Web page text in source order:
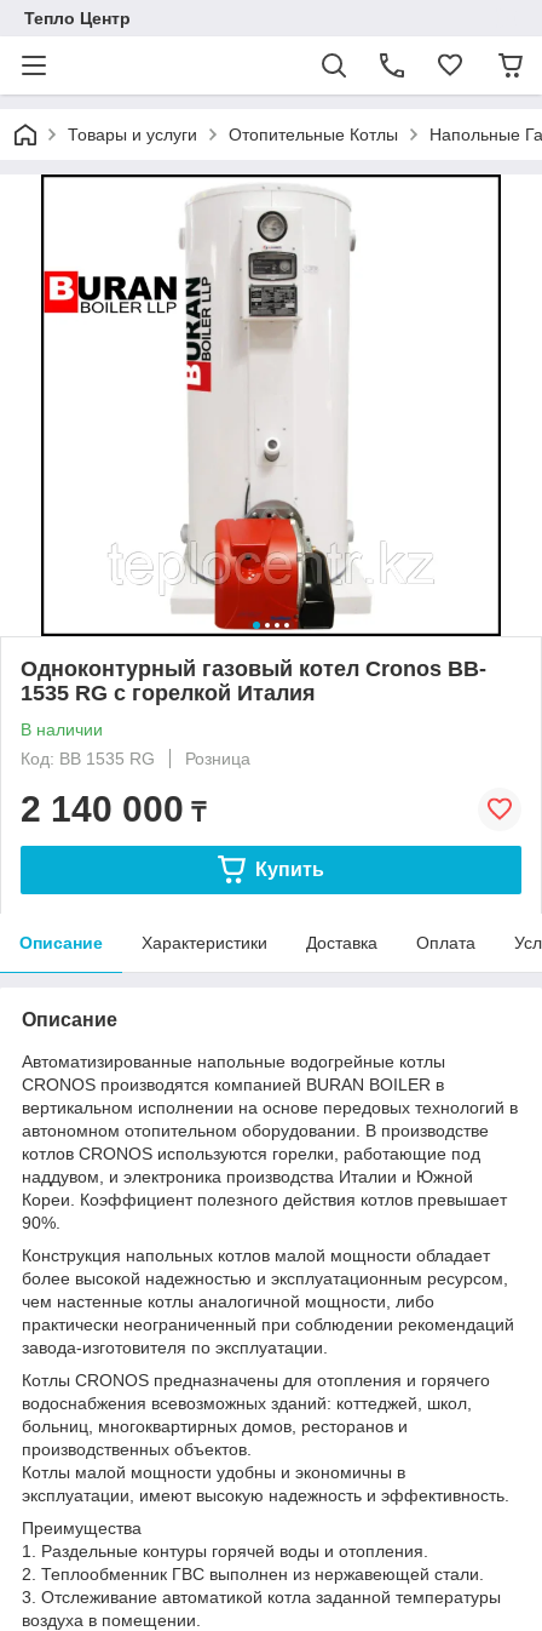
Тепло Центр
Товары и услуги Отопительные Котлы Напольные
Одноконтурный газовый котел Cronos BB-
1535 RG с горелкой Италия
В наличии
Код: BB 1535 RG
Розница
2 140 000 ₸
Купить
Описание Характеристики Доставка Оплата
Описание
Автоматизированные напольные водогрейные котлы
CRONOS производятся компанией BURAN BOILER в
вертикальном исполнении на основе передовых технологий в
автономном отопительном оборудовании. В производстве
котлов CRONOS используются горелки, работающие под
наддувом, и электроника производства Италии и Южной
Кореи. Коэффициент полезного действия котлов превышает
90%.
Конструкция напольных котлов малой мощности обладает
более высокой надежностью и эксплуатационным ресурсом,
чем настенные котлы аналогичной мощности, либо
практически неограниченный при соблюдении рекомендаций
завода-изготовителя по эксплуатации.
Котлы CRONOS предназначены для отопления и горячего
водоснабжения всевозможных зданий: коттеджей, школ,
больниц, многоквартирных домов, ресторанов и
производственных объектов.
Котлы малой мощности удобны и экономичны в
эксплуатации, имеют высокую надежность и эффективность.
Преимущества
1. Раздельные контуры горячей воды и отопления.
2. Теплообменник ГВС выполнен из нержавеющей стали.
3. Отслеживание автоматикой котла заданной температуры
воздуха в помещении.